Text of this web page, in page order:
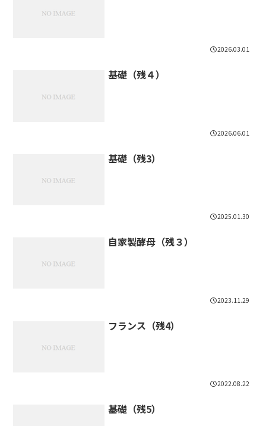
2026.03.01
基礎（残４）
2026.06.01
基礎（残3）
2025.01.30
自家製酵母（残３）
2023.11.29
フランス（残4）
2022.08.22
基礎（残5）